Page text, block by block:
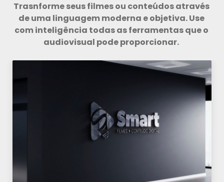
Trasnforme seus filmes ou conteúdos através
de uma linguagem moderna e objetiva. Use
com inteligência todas as ferramentas que o
audiovisual pode proporcionar.